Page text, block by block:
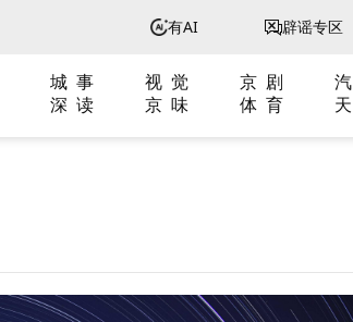
有AI 辟谣专区
城 事 视 觉 京 剧
深 读 京 味 体 育